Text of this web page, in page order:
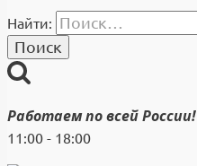
Найти:
Работаем по всей России!
11:00 - 18:00